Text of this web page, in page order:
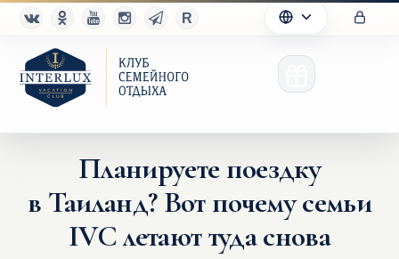
Клуб
Преимущества
Планируете поездку
в Таиланд? Вот почему семьи
IVC летают туда снова